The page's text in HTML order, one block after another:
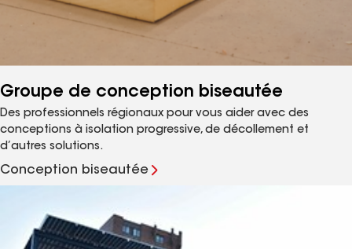
Groupe de conception biseautée
Des professionnels régionaux pour vous aider avec des
conceptions à isolation progressive, de décollement et
d’autres solutions.
Conception biseautée